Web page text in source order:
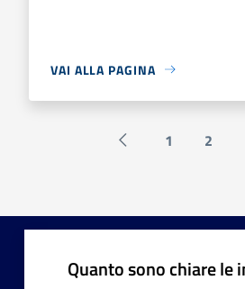
VAI ALLA PAGINA
Pagina precedente
1 2
Quanto sono chiare le